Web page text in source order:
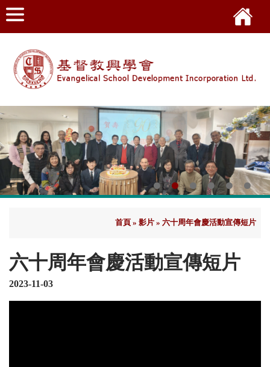
首頁 » 影片 » 六十周年會慶活動宣傳短片
六十周年會慶活動宣傳短片
2023-11-03